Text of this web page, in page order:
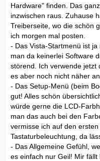
Hardware" finden. Das
inzwischen raus. Zuhause
Treiberseite, wo die schön
ich morgen mal posten.
- Das Vista-Startmenü ist
man da keinerlei Software
störend. Ich verwende jetzt
es aber noch nicht näher
- Das Setup-Menü (beim
gut! Alles schön
würde gerne die LCD-
man das auch bei den
vermisse ich auf den
Tastaturbeleuchtung, da
- Das Allgemeine Gefühl,
es einfach nur Geil! Mir